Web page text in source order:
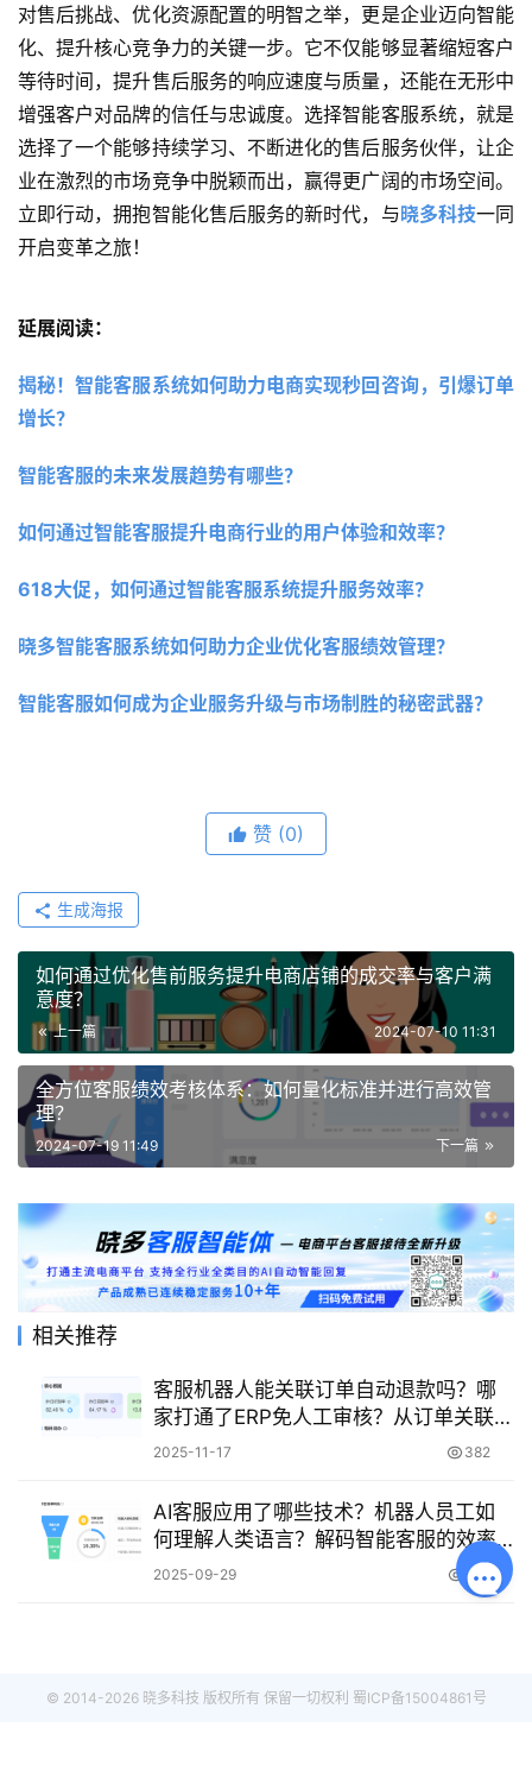
对售后挑战、优化资源配置的明智之举，更是企业迈向智能
化、提升核心竞争力的关键一步。它不仅能够显著缩短客户
等待时间，提升售后服务的响应速度与质量，还能在无形中
增强客户对品牌的信任与忠诚度。选择智能客服系统，就是
选择了一个能够持续学习、不断进化的售后服务伙伴，让企
业在激烈的市场竞争中脱颖而出，赢得更广阔的市场空间。
立即行动，拥抱智能化售后服务的新时代，与晓多科技一同
开启变革之旅！
延展阅读：
揭秘！智能客服系统如何助力电商实现秒回咨询，引爆订单
增长？
智能客服的未来发展趋势有哪些？
如何通过智能客服提升电商行业的用户体验和效率？
618大促，如何通过智能客服系统提升服务效率？
晓多智能客服系统如何助力企业优化客服绩效管理？
智能客服如何成为企业服务升级与市场制胜的秘密武器？
赞 (0)
生成海报
如何通过优化售前服务提升电商店铺的成交率与客户满
意度？
上一篇 2024-07-10 11:31
全方位客服绩效考核体系：如何量化标准并进行高效管
理？
下一篇
2024-07-19 11:49
相关推荐
客服机器人能关联订单自动退款吗？哪
家打通了ERP免人工审核？从订单关联到
风控拦截，解锁自动化退款与智能工单
2025-11-17 382
AI客服应用了哪些技术？机器人员工如
何理解人类语言？解码智能客服的效率
奇迹与理解鸿沟！
2025-09-29 596
© 2014-2026 晓多科技 版权所有 保留一切权利 蜀ICP备15004861号